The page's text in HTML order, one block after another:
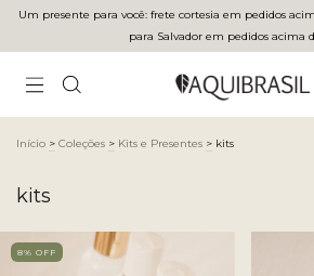
Um presente para você: frete cortesia em pedidos acima
para Salvador em pedidos acima
Início > Coleções > Kits e Presentes > kits
kits
8% OFF